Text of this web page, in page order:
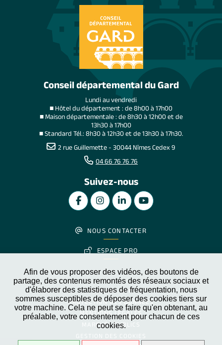
Afin de vous proposer des vidéos, des boutons de
partage, des contenus remontés des réseaux sociaux et
d'élaborer des statistiques de fréquentation, nous
sommes susceptibles de déposer des cookies tiers sur
votre machine. Cela ne peut se faire qu'en obtenant, au
préalable, votre consentement pour chacun de ces
cookies.
Conseil départemental du Gard
Lundi au vendredi
■ Hôtel du département : de 8h00 à 17h00
■ Maison départementale : de 8h30 à 12h00 et de
13h30 à 17h00
■ Standard Tél.: 8h30 à 12h30 et de 13h30 à 17h30.
2 rue Guillemette - 30044 Nîmes Cedex 9
04 66 76 76 76
Suivez-nous
NOUS CONTACTER
ESPACE PRO
PLAN DU SITE
PROTECTION DES DONNÉES
MENTIONS LÉGALES
MARCHÉS PUBLICS
GESTION DES COOKIES